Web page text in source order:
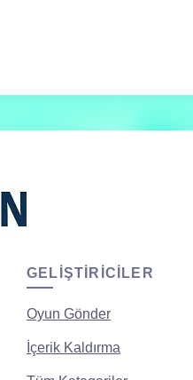
GELIŞTIRICILER
Oyun Gönder
İçerik Kaldırma